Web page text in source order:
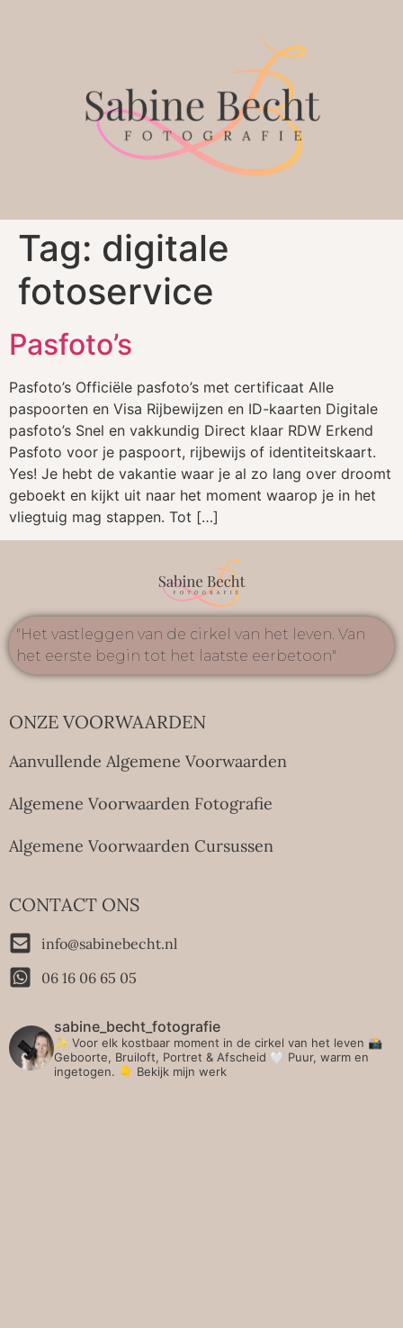
Tag: digitale
fotoservice
Pasfoto’s
Pasfoto’s Officiële pasfoto’s met certificaat Alle
paspoorten en Visa Rijbewijzen en ID-kaarten Digitale
pasfoto’s Snel en vakkundig Direct klaar RDW Erkend
Pasfoto voor je paspoort, rijbewijs of identiteitskaart.
Yes! Je hebt de vakantie waar je al zo lang over droomt
geboekt en kijkt uit naar het moment waarop je in het
vliegtuig mag stappen. Tot […]
"Het vastleggen van de cirkel van het leven. Van
het eerste begin tot het laatste eerbetoon"
ONZE VOORWAARDEN
Aanvullende Algemene Voorwaarden
Algemene Voorwaarden Fotografie
Algemene Voorwaarden Cursussen
CONTACT ONS
info@sabinebecht.nl
06 16 06 65 05
sabine_becht_fotografie
✨ Voor elk kostbaar moment in de cirkel van het leven 📸
Geboorte, Bruiloft, Portret & Afscheid 🤍 Puur, warm en
ingetogen. 👇 Bekijk mijn werk